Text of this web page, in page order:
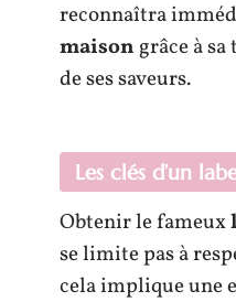
reconnaîtra
maison grâce à
de ses saveurs.
Les clés d’un
Obtenir le fameux
se limite pas à
cela implique une